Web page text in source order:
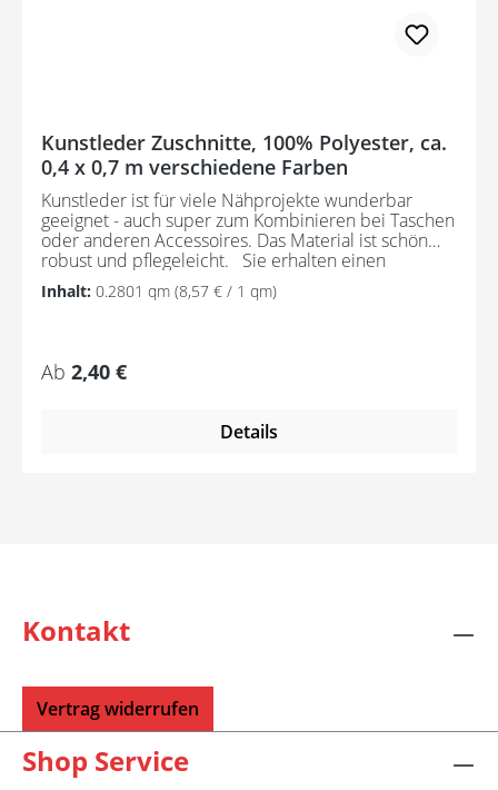
Kunstleder Zuschnitte, 100% Polyester, ca.
0,4 x 0,7 m verschiedene Farben
Kunstleder ist für viele Nähprojekte wunderbar
geeignet - auch super zum Kombinieren bei Taschen
oder anderen Accessoires. Das Material ist schön
robust und pflegeleicht. Sie erhalten einen
Zuschnitt in der Größe ca. 40 x 70 cm.
Inhalt: 0.2801 qm (8,57 € / 1 qm)
Regulärer Preis:
Ab 2,40 €
Details
Kontakt
Vertrag widerrufen
Shop Service